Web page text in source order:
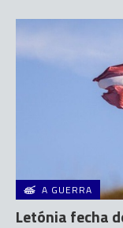
A GUERRA
Letónia fecha